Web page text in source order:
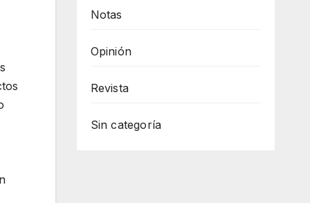
Notas
Opinión
Revista
Sin categoría